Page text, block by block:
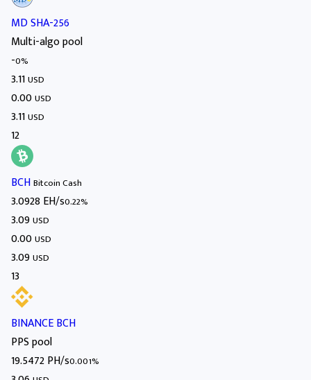
MD SHA-256
Multi-algo pool
-0%
3.11USD
0.00USD
3.11USD
12
BCHBitcoin Cash
3.0928 EH/s0.22%
3.09USD
0.00USD
3.09USD
13
BINANCE BCH
PPS pool
19.5472 PH/s0.001%